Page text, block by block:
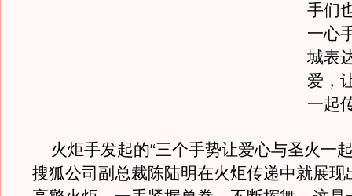
手们
一心
城表
爱，
一起
火炬手发起的“三个手势让爱心与圣火一
搜狐公司副总裁陈陆明在火炬传递中就展现